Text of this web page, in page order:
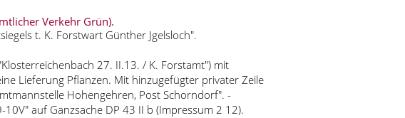
Verkehr Grün).
t. K. Forstwart Günther Jgelsloch".
27. II.13. / K. Forstamt") mit
Lieferung Pflanzen. Mit hinzugefügter privater Zeile
Hohengehren, Post Schorndorf". -
auf Ganzsache DP 43 II b (Impressum 2 12).